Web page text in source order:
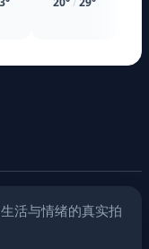
活与情绪的真实拍